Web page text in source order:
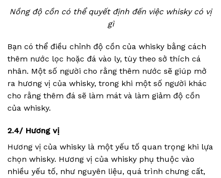
Nồng độ cồn có thể quyết định đến việc whisky có vị
gì
Bạn có thể điều chỉnh độ cồn của whisky bằng cách
thêm nước lọc hoặc đá vào ly, tùy theo sở thích cá
nhân. Một số người cho rằng thêm nước sẽ giúp mở
ra hương vị của whisky, trong khi một số người khác
cho rằng thêm đá sẽ làm mát và làm giảm độ cồn
của whisky.
2.4/ Hương vị
Hương vị của whisky là một yếu tố quan trọng khi lựa
chọn whisky. Hương vị của whisky phụ thuộc vào
nhiều yếu tố, như nguyên liệu, quá trình chưng cất,